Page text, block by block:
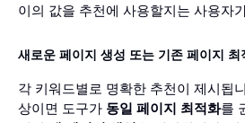
이의 값을 추천에 사용할지는 사용자
새로운 페이지 생성 또는 기존 페이지 최
각 키워드별로 명확한 추천이 제시됩
상이면 도구가 동일 페이지 최적화를